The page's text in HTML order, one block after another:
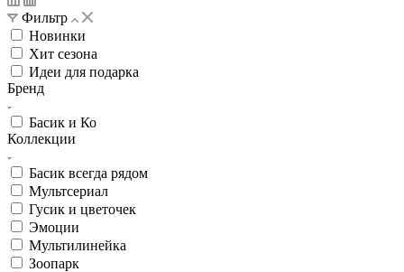
Фильтр
Новинки
Хит сезона
Идеи для подарка
Бренд
Басик и Ко
Коллекции
Басик всегда рядом
Мультсериал
Гусик и цветочек
Эмоции
Мультилинейка
Зоопарк